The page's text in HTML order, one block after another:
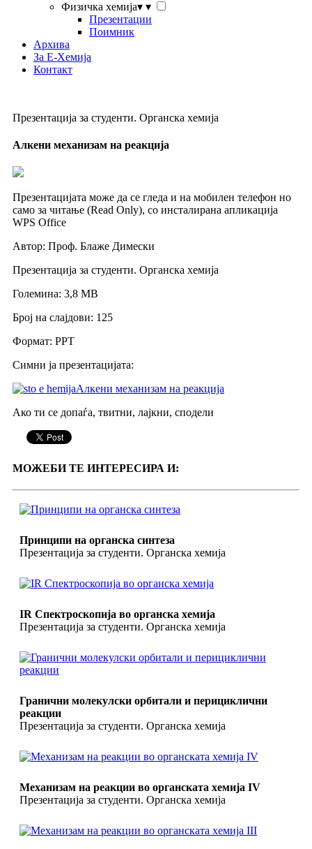
Физичка хемија▾ ▾
Презентации
Поимник
Архива
За Е-Хемија
Контакт
Презентација за студенти. Органска хемија
Алкени механизам на реакција
Презентацијата може да се гледа и на мобилен телефон но
само за читање (Read Only), со инсталирана апликација
WPS Office
Автор: Проф. Блаже Димески
Презентација за студенти. Oрганска хемија
Големина: 3,8 МB
Број на слајдови: 125
Формат: PPT
Симни ја презентацијата:
Алкени механизам на реакција
Ако ти се допаѓа, твитни, лајкни, сподели
МОЖЕБИ ТЕ ИНТЕРЕСИРА И:
Принципи на органска синтеза
Презентација за студенти. Органска хемија
IR Спектроскопија во органска хемија
Презентација за студенти. Органска хемија
Гранични молекулски орбитали и перициклични
реакции
Презентација за студенти. Органска хемија
Механизам на реакции во органската хемија IV
Презентација за студенти. Органска хемија